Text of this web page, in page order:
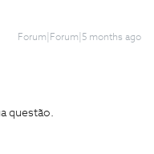
Forum|Forum|5 months ago
questão.